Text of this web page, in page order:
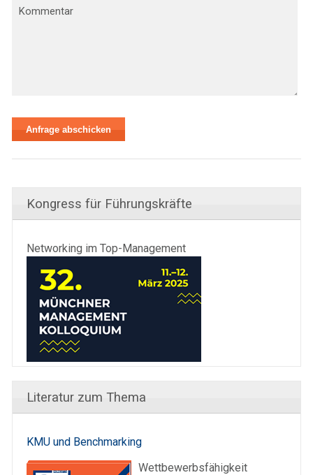
Kongress für Führungskräfte
Networking im Top-Management
Literatur zum Thema
KMU und Benchmarking
Wettbewerbsfähigkeit